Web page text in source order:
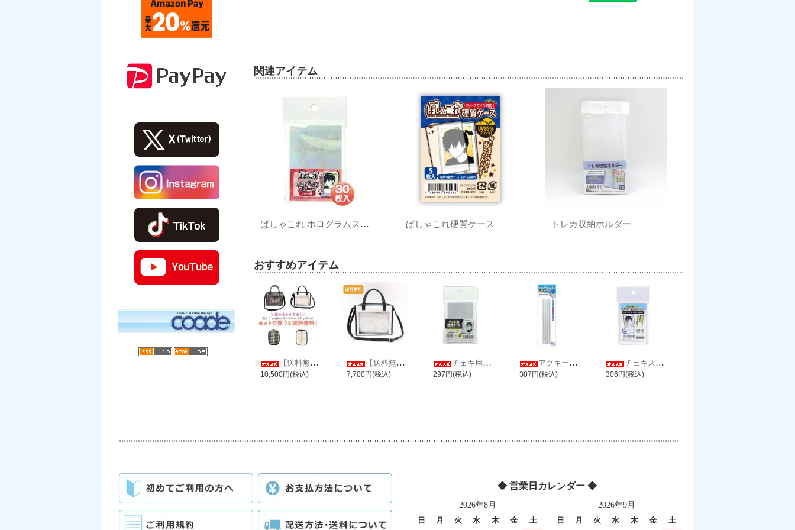
――――――――――
――――――――――
関連アイテム
ぱしゃこれ ホログラムスリーブ ハート ぱしゃこれ硬質ケース トレカ収納ホルダー
おすすめアイテム
【送料無料】推しごとstyle ミニバッグ＋ミニポーチセット
10,500円(税込)
【送料無料】推しごとstyle ミニバッグ レース Ver.
7,700円(税込)
チェキ用硬質ケース
297円(税込)
アクキー・ラバスト用スタンド バニラ
307円(税込)
チェキスリーブ
306円(税込)
◆ 営業日カレンダー ◆
2026年8月
日
月 火 水 木 金 土
2026年9月
日
月 火 水 木 金 土